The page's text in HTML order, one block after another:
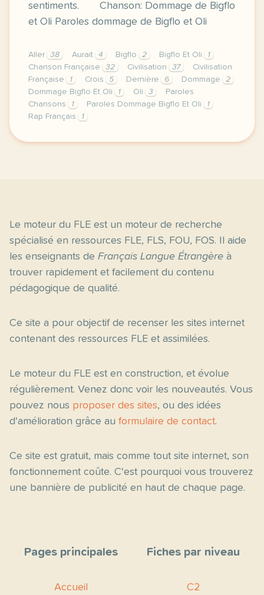
sentiments. Chanson: Dommage de Bigflo
et Oli Paroles dommage de Bigflo et Oli
Aller 38 Aurait 4 Bigflo 2 Bigflo Et Oli
1
Chanson Française
32 Civilisation 37
Civilisation
Française
1 Crois 5 Dernière 6 Dommage
2
Dommage Bigflo Et Oli
1 Oli 3
Paroles
Chansons
1 Paroles Dommage Bigflo Et Oli
1
Rap Français
1
image https actu fr occitanie toulouse 31555 je
Le moteur du FLE est un moteur de recherche
spécialisé en ressources FLE, FLS, FOU, FOS. Il aide
les enseignants de Français Langue Étrangère à
trouver rapidement et facilement du contenu
pédagogique de qualité.
Ce site a pour objectif de recenser les sites internet
contenant des ressources FLE et assimilées.
Le moteur du FLE est en construction, et évolue
régulièrement. Venez donc voir les nouveautés. Vous
pouvez nous proposer des sites, ou des idées
d'amélioration grâce au formulaire de contact.
Ce site est gratuit, mais comme tout site internet, son
fonctionnement coûte. C'est pourquoi vous trouverez
une bannière de publicité en haut de chaque page.
Pages principales
Accueil
Fiches par niveau
C2